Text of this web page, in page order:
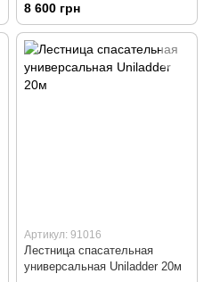
8 600 грн
Артикул: 91016
Лестница спасательная
универсальная Uniladder 20м